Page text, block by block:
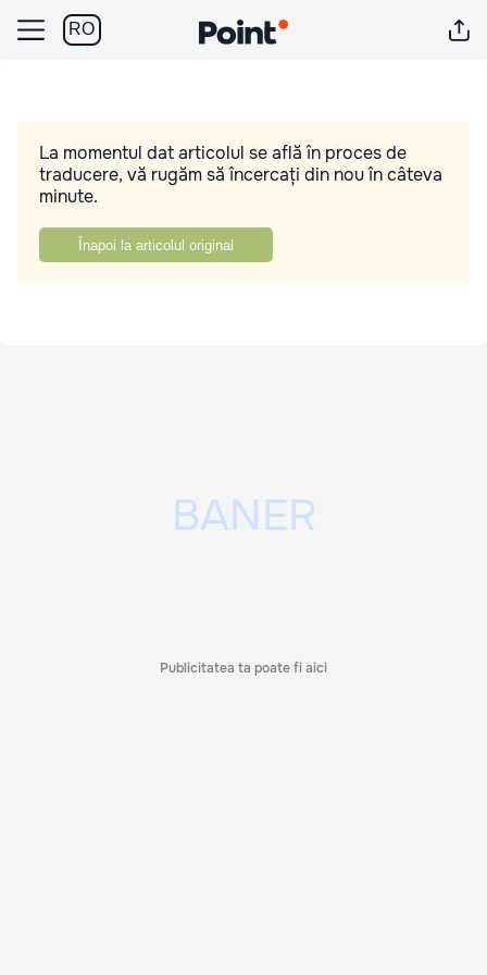
RO
La momentul dat articolul se află în proces de
traducere, vă rugăm să încercați din nou în câteva
minute.
Înapoi la articolul original
Publicitatea ta poate fi aici